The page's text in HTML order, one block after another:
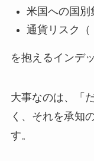
米国への国別
通貨リスク（
を抱えるインデ
大事なのは、「
く、それを承知
す。